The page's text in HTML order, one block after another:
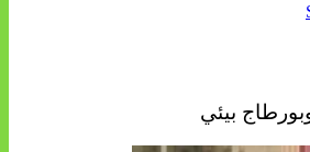
بيئي